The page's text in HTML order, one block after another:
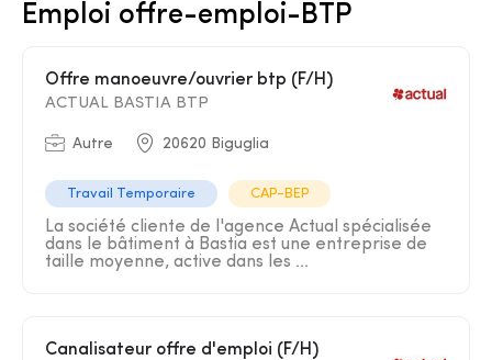
Emploi offre-emploi-BTP
Offre manoeuvre/ouvrier btp (F/H)
ACTUAL BASTIA BTP
Autre 20620 Biguglia
Travail Temporaire CAP-BEP
La société cliente de l'agence Actual spécialisée
dans le bâtiment à Bastia est une entreprise de
taille moyenne, active dans les ...
Canalisateur offre d'emploi (F/H)